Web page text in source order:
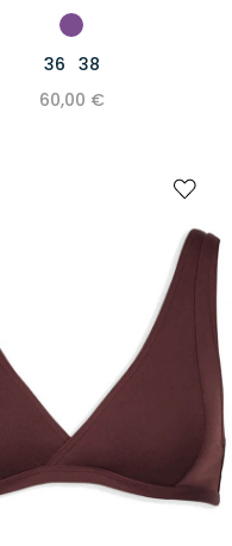
36 38
60,00 €